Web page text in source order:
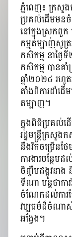
ភ្នំពេញ៖ ក្រសួង
ប្រគល់ដើមមន
នៅក្នុងស្រុកពួក
កម្មតម្បាញសូត្
កសិកម្ម នាថ្ង
កសិកម្ម បានគាំ
ឆ្នាំ២០២៤ រហូ
តាំងពីការដាំដ
តម្បាញ។
ក្នុងពិធីប្រគល់
រដ្ឋមន្រ្តីក្រសួ
នឹងរីកចម្រើនថ
ការងារបន្ថែ
ចិញ្ចឹមដង្កូវនា
ទីណា បន្តថាក
ចំណែកដល់ការថ
វប្បធម៌ដ៏ចំណាស់
អង្វែង។